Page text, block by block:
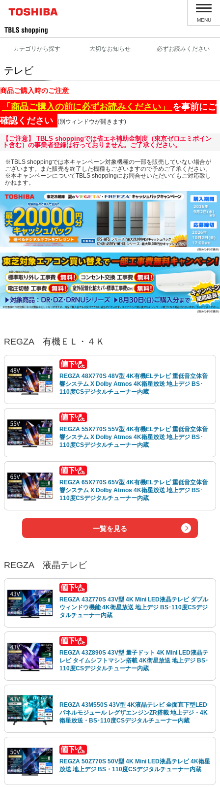
MENU
カテゴリから探す 大切なお知らせ 必ずお読みください
テレビ
商品ご購入時のご注意
「商品ご購入の前に必ずお読みください」 を事前にご
確認ください
(別ウィンドウが開きます)
【ご注意】 TBLS shoppingでは省エネ補助金制度（東京ゼロエミポイン
ト含む）の事業者登録は行っておりません。ご了承ください。
※TBLS shoppingでは本キャンペーン対象機種の一部を販売していない場合が
ございます。また販売を終了した機種もございますので予めご了承ください。
※本キャンペーンについてTBLS shoppingにお問合せいただいてもご対応致し
かねます。
REGZA 有機ＥＬ・４Ｋ
REGZA 48X770S 48V型 4K有機ELテレビ 重低音立体音
響システム X Dolby Atmos 4K衛星放送 地上デジ BS･
110度CSデジタルチューナー内蔵
REGZA 55X770S 55V型 4K有機ELテレビ 重低音立体音
響システム X Dolby Atmos 4K衛星放送 地上デジ BS･
110度CSデジタルチューナー内蔵
REGZA 65X770S 65V型 4K有機ELテレビ 重低音立体音
響システム X Dolby Atmos 4K衛星放送 地上デジ BS･
110度CSデジタルチューナー内蔵
一覧を見る
REGZA 液晶テレビ
REGZA 43Z770S 43V型 4K Mini LED液晶テレビ ダブル
ウィンドウ機能 4K衛星放送 地上デジ BS･110度CSデジ
タルチューナー内蔵
REGZA 43Z890S 43V型 量子ドット 4K Mini LED液晶テ
レビ タイムシフトマシン搭載 4K衛星放送 地上デジ BS･
110度CSデジタルチューナー内蔵
REGZA 43M550S 43V型 4K液晶テレビ 全面直下型LED
パネルモジュール レグザエンジンZR搭載 地上デジ・4K
衛星放送・BS･110度CSデジタルチューナー内蔵
REGZA 50Z770S 50V型 4K Mini LED液晶テレビ 4K衛星
放送 地上デジ BS・110度CSデジタルチューナー内蔵